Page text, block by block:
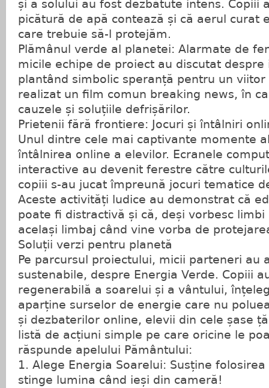
și a solului au fost dezbătute intens. Copiii
picătură de apă contează și că aerul curat
care trebuie să-l protejăm.
Plămânul verde al planetei: Alarmate de
micile echipe de proiect au discutat
plantând simbolic speranță pentru un viitor
realizat un film comun breaking news, în
cauzele și soluțiile defrișărilor.
Prietenii fără frontiere: Jocuri și întâlniri
Unul dintre cele mai captivante momente
întâlnirea online a elevilor. Ecranele
interactive au devenit ferestre către
copiii s-au jucat împreună jocuri tematice
Aceste activități ludice au demonstrat că
poate fi distractivă și că, deși vorbesc
același limbaj când vine vorba de
Soluții verzi pentru planetă
Pe parcursul proiectului, micii parteneri au
sustenabile, despre Energia Verde. Copiii
regenerabilă a soarelui și a vântului,
aparține surselor de energie care nu
și dezbaterilor online, elevii din cele șase
listă de acțiuni simple pe care oricine le
răspunde apelului Pământului:
1. Alege Energia Soarelui: Susține
stinge lumina când ieși din cameră!